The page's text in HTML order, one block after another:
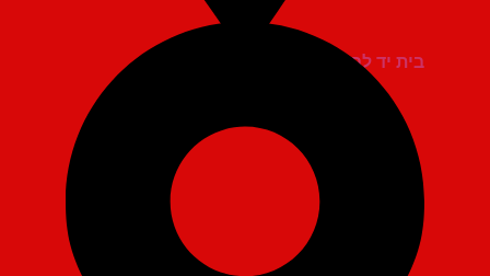
בית יד לבנים אשדוד